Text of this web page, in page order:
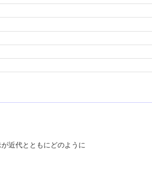
近代とともにどのように